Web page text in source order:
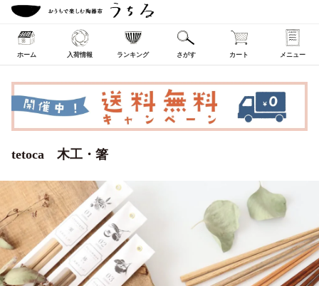
ホーム 入荷情報 ランキング さがす カート メニュー
tetoca 木工・箸